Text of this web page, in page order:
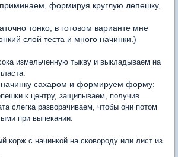
приминаем, формируя круглую лепешку,
тонко, в готовом варианте мне
слой теста и много начинки.)
измельченную тыкву и выкладываем на
сахаром и формируем форму:
к центру, защипываем, получив
слегка разворачиваем, чтобы они потом
при выпекании.
корж с начинкой на сковороду или лист из